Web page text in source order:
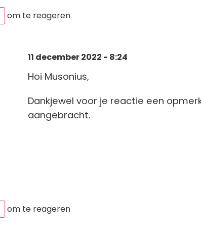
om te reageren
11 december 2022 - 8:24
Hoi Musonius,
Dankjewel voor je reactie een
aangebracht.
om te reageren